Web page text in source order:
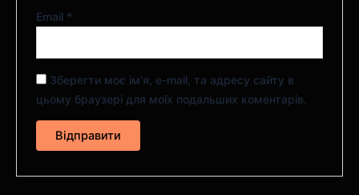
Email *
Зберегти моє ім'я, e-mail, та адресу сайту в
цьому браузері для моїх подальших коментарів.